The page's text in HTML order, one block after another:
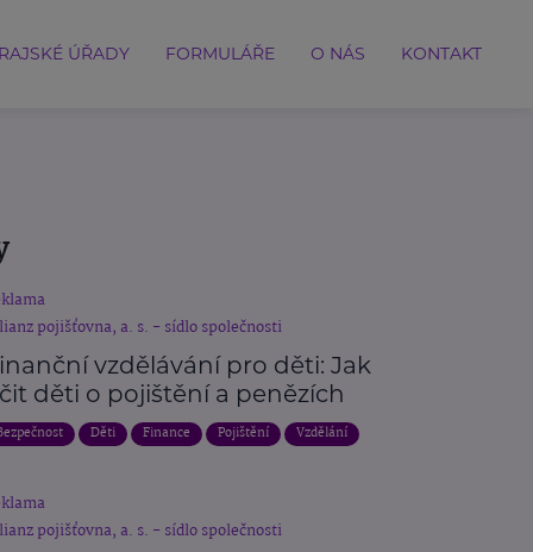
ÚŘADY FORMULÁŘE O NÁS KONTAKT
pojišťovna, a. s. - sídlo společnosti
vzdělávání pro děti: Jak
děti o pojištění a penězích
Děti Finance Pojištění Vzdělání
pojišťovna, a. s. - sídlo společnosti